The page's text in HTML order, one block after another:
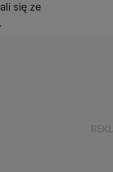
się ze